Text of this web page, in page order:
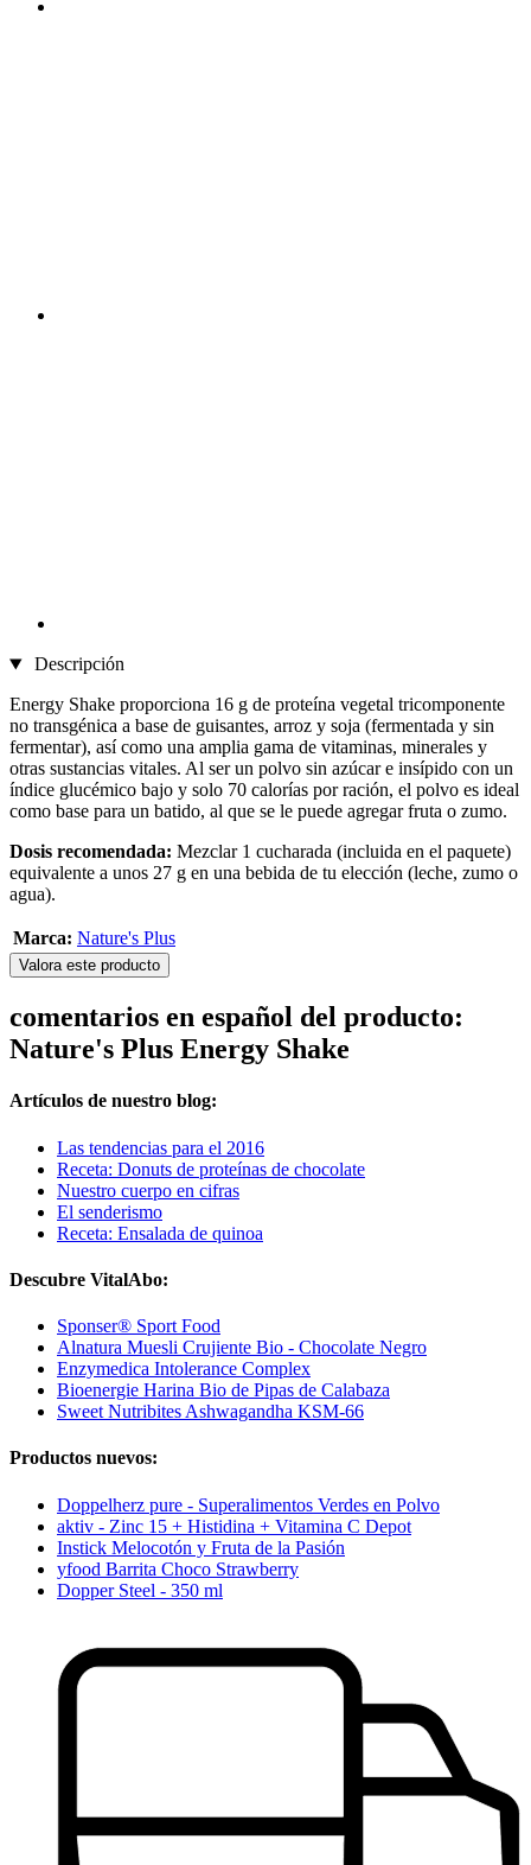
Descripción
Energy Shake proporciona 16 g de proteína vegetal tricomponente
no transgénica a base de guisantes, arroz y soja (fermentada y sin
fermentar), así como una amplia gama de vitaminas, minerales y
otras sustancias vitales. Al ser un polvo sin azúcar e insípido con un
índice glucémico bajo y solo 70 calorías por ración, el polvo es ideal
como base para un batido, al que se le puede agregar fruta o zumo.
Dosis recomendada: Mezclar 1 cucharada (incluida en el paquete)
equivalente a unos 27 g en una bebida de tu elección (leche, zumo o
agua).
Marca: Nature's Plus
Valora este producto
comentarios en español del producto:
Nature's Plus Energy Shake
Artículos de nuestro blog:
Las tendencias para el 2016
Receta: Donuts de proteínas de chocolate
Nuestro cuerpo en cifras
El senderismo
Receta: Ensalada de quinoa
Descubre VitalAbo:
Sponser® Sport Food
Alnatura Muesli Crujiente Bio - Chocolate Negro
Enzymedica Intolerance Complex
Bioenergie Harina Bio de Pipas de Calabaza
Sweet Nutribites Ashwagandha KSM-66
Productos nuevos:
Doppelherz pure - Superalimentos Verdes en Polvo
aktiv - Zinc 15 + Histidina + Vitamina C Depot
Instick Melocotón y Fruta de la Pasión
yfood Barrita Choco Strawberry
Dopper Steel - 350 ml